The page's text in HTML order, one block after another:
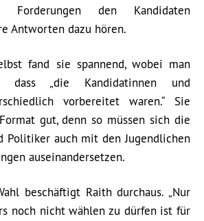
Forderungen den Kandidaten
Antworten dazu hören.
fand sie spannend, wobei man
dass „die Kandidatinnen und
vorbereitet waren.“ Sie
gut, denn so müssen sich die
Politiker auch mit den Jugendlichen
auseinandersetzen.
beschäftigt Raith durchaus. „Nur
noch nicht wählen zu dürfen ist für